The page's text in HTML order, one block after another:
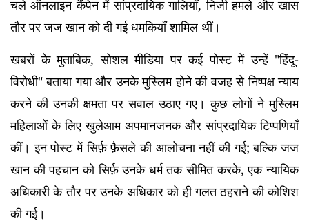
चले ऑनलाइन कैंपेन में सांप्रदायिक गालियाँ, निजी हमले और खास
तौर पर जज खान को दी गई धमकियाँ शामिल थीं।
खबरों के मुताबिक, सोशल मीडिया पर कई पोस्ट में उन्हें "हिंदू-
विरोधी" बताया गया और उनके मुस्लिम होने की वजह से निष्पक्ष न्याय
करने की उनकी क्षमता पर सवाल उठाए गए। कुछ लोगों ने मुस्लिम
महिलाओं के लिए खुलेआम अपमानजनक और सांप्रदायिक टिप्पणियाँ
कीं। इन पोस्ट में सिर्फ़ फ़ैसले की आलोचना नहीं की गई; बल्कि जज
खान की पहचान को सिर्फ़ उनके धर्म तक सीमित करके, एक न्यायिक
अधिकारी के तौर पर उनके अधिकार को ही गलत ठहराने की कोशिश
की गई।